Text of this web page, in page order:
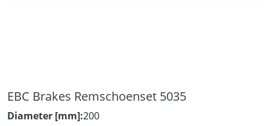
EBC Brakes Remschoenset 5035
Diameter [mm]:200